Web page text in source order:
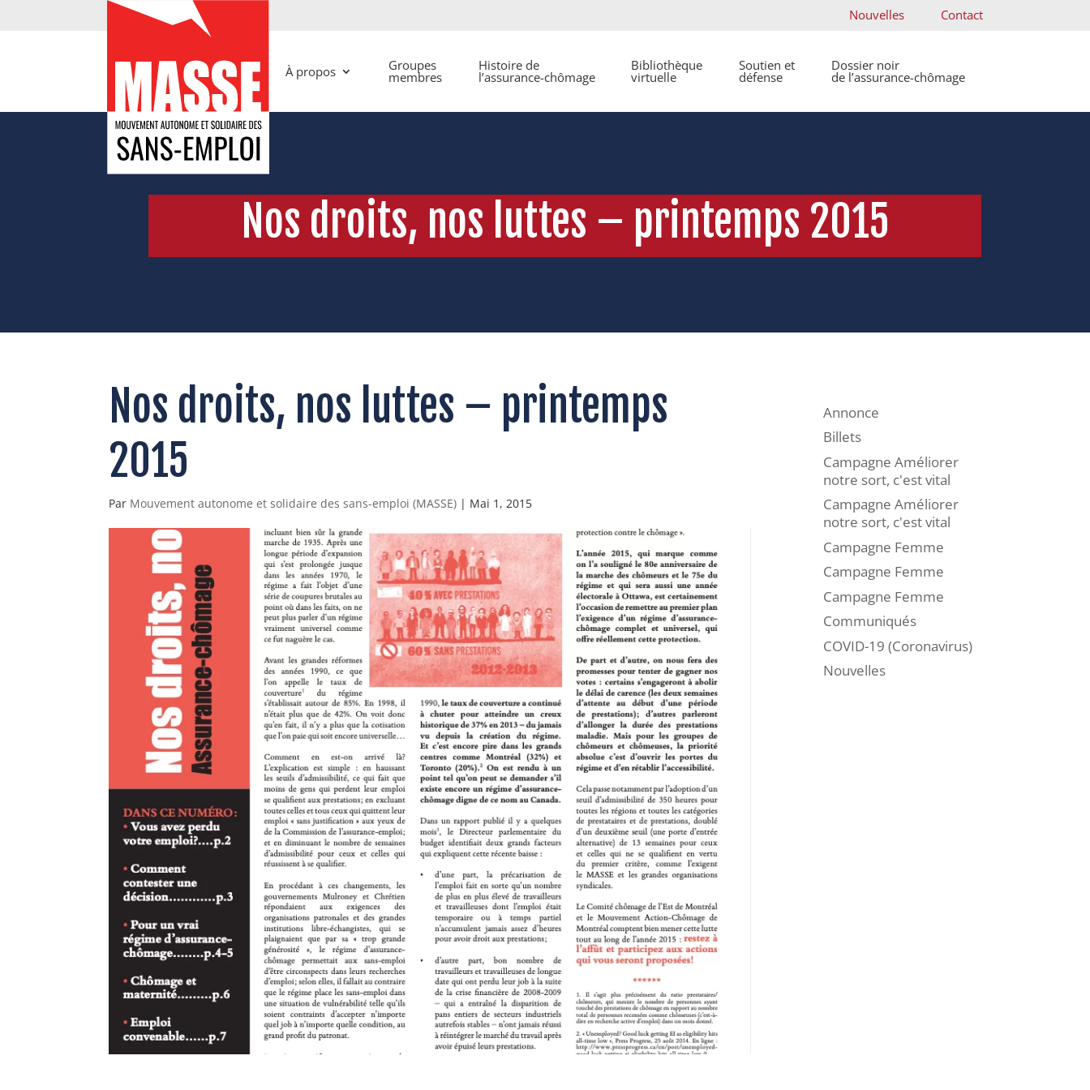
Nouvelles Contact
À propos Groupes
membres
Histoire de
l’assurance-chômage
Bibliothèque
virtuelle
Soutien et
défense
Dossier noir
de l’assurance-chômage
Nos droits, nos luttes – printemps 2015
Nos droits, nos luttes – printemps
2015
Par Mouvement autonome et solidaire des sans-emploi (MASSE) | Mai 1, 2015
Annonce
Billets
Campagne Améliorer
notre sort, c'est vital
Campagne Améliorer
notre sort, c'est vital
Campagne Femme
Campagne Femme
Campagne Femme
Communiqués
COVID-19 (Coronavirus)
Nouvelles